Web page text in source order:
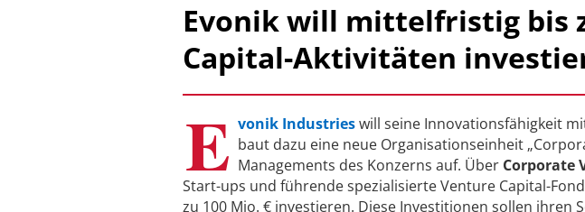
Evonik will mittelfristig bis
Capital-Aktivitäten
E vonik Industrieswill seine Innovationsfähigkeit
baut dazu eine neue Organisationseinheit
Managements des Konzerns auf. Über Corporate
Start-ups und führende spezialisierte Venture Capital-
zu 100 Mio. € investieren. Diese Investitionen sollen ihren